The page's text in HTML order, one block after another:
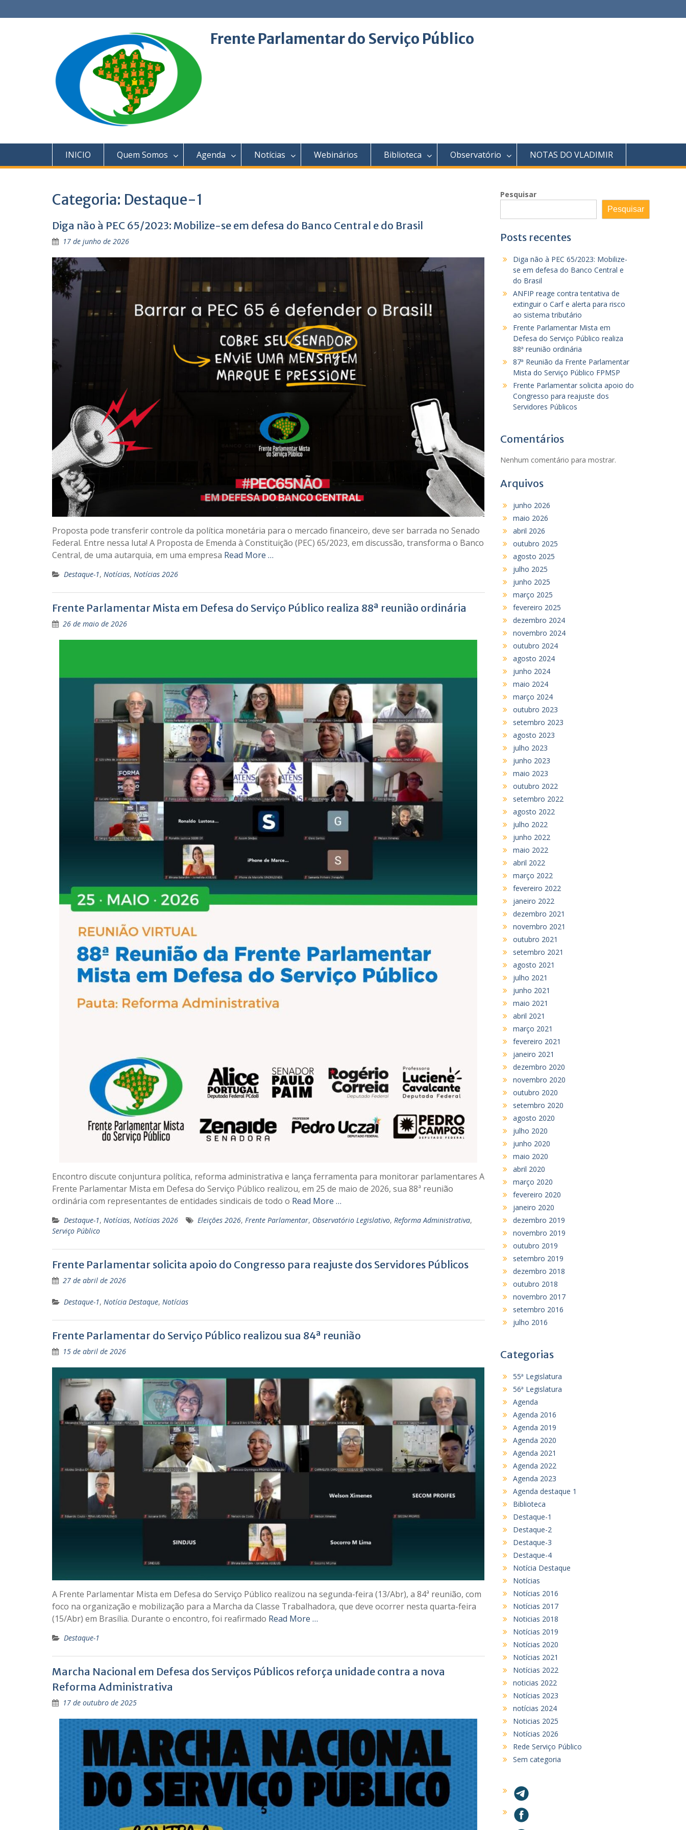
to
Frente Parlamentar do Serviço Público
INICIO Quem Somos Agenda Notícias Webinários Biblioteca Observatório NOTAS DO VLADIMIR
Categoria: Destaque-1
Diga não à PEC 65/2023: Mobilize-se em defesa do Banco Central e do Brasil
17 de junho de 2026
Proposta pode transferir controle da política monetária para o mercado financeiro, deve ser barrada no Senado
Federal. Entre nessa luta! A Proposta de Emenda à Constituição (PEC) 65/2023, em discussão, transforma o Banco
Central, de uma autarquia, em uma empresa Read More …
Destaque-1, Notícias, Notícias 2026
Frente Parlamentar Mista em Defesa do Serviço Público realiza 88ª reunião ordinária
26 de maio de 2026
Encontro discute conjuntura política, reforma administrativa e lança ferramenta para monitorar parlamentares A
Frente Parlamentar Mista em Defesa do Serviço Público realizou, em 25 de maio de 2026, sua 88ª reunião
ordinária com representantes de entidades sindicais de todo o Read More …
Destaque-1, Notícias, Notícias 2026 Eleições 2026, Frente Parlamentar, Observatório Legislativo, Reforma Administrativa,
Serviço Público
Frente Parlamentar solicita apoio do Congresso para reajuste dos Servidores Públicos
27 de abril de 2026
Destaque-1, Notícia Destaque, Notícias
Frente Parlamentar do Serviço Público realizou sua 84ª reunião
15 de abril de 2026
A Frente Parlamentar Mista em Defesa do Serviço Público realizou na segunda-feira (13/Abr), a 84ª reunião, com
foco na organização e mobilização para a Marcha da Classe Trabalhadora, que deve ocorrer nesta quarta-feira
(15/Abr) em Brasília. Durante o encontro, foi reafirmado Read More …
Destaque-1
Marcha Nacional em Defesa dos Serviços Públicos reforça unidade contra a nova
Reforma Administrativa
17 de outubro de 2025
Pesquisar
Pesquisar
Posts recentes
Diga não à PEC 65/2023: Mobilize-
se em defesa do Banco Central e
do Brasil
ANFIP reage contra tentativa de
extinguir o Carf e alerta para risco
ao sistema tributário
Frente Parlamentar Mista em
Defesa do Serviço Público realiza
88ª reunião ordinária
87ª Reunião da Frente Parlamentar
Mista do Serviço Público FPMSP
Frente Parlamentar solicita apoio do
Congresso para reajuste dos
Servidores Públicos
Comentários
Nenhum comentário para mostrar.
Arquivos
junho 2026
maio 2026
abril 2026
outubro 2025
agosto 2025
julho 2025
junho 2025
março 2025
fevereiro 2025
dezembro 2024
novembro 2024
outubro 2024
agosto 2024
junho 2024
maio 2024
março 2024
outubro 2023
setembro 2023
agosto 2023
julho 2023
junho 2023
maio 2023
outubro 2022
setembro 2022
agosto 2022
julho 2022
junho 2022
maio 2022
abril 2022
março 2022
fevereiro 2022
janeiro 2022
dezembro 2021
novembro 2021
outubro 2021
setembro 2021
agosto 2021
julho 2021
junho 2021
maio 2021
abril 2021
março 2021
fevereiro 2021
janeiro 2021
dezembro 2020
novembro 2020
outubro 2020
setembro 2020
agosto 2020
julho 2020
junho 2020
maio 2020
abril 2020
março 2020
fevereiro 2020
janeiro 2020
dezembro 2019
novembro 2019
outubro 2019
setembro 2019
dezembro 2018
outubro 2018
novembro 2017
setembro 2016
julho 2016
Categorias
55ª Legislatura
56ª Legislatura
Agenda
Agenda 2016
Agenda 2019
Agenda 2020
Agenda 2021
Agenda 2022
Agenda 2023
Agenda destaque 1
Biblioteca
Destaque-1
Destaque-2
Destaque-3
Destaque-4
Notícia Destaque
Notícias
Notícias 2016
Notícias 2017
Noticias 2018
Notícias 2019
Notícias 2020
Notícias 2021
Notícias 2022
noticias 2022
Notícias 2023
notícias 2024
Noticias 2025
Notícias 2026
Rede Serviço Público
Sem categoria